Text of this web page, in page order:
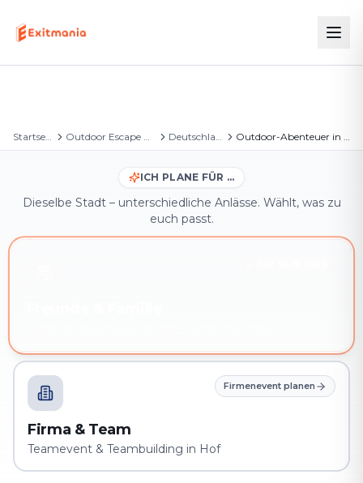
Startseite Outdoor Escape Games Deutschland Outdoor-Abenteuer in Hof
ICH PLANE FÜR …
Dieselbe Stadt – unterschiedliche Anlässe. Wählt, was zu
euch passt.
Firmenevent planen
Firma & Team
Teamevent & Teambuilding in Hof